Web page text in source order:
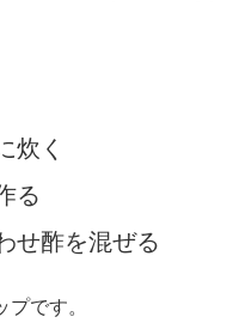
炊く
る
せ酢を混ぜる
プです。